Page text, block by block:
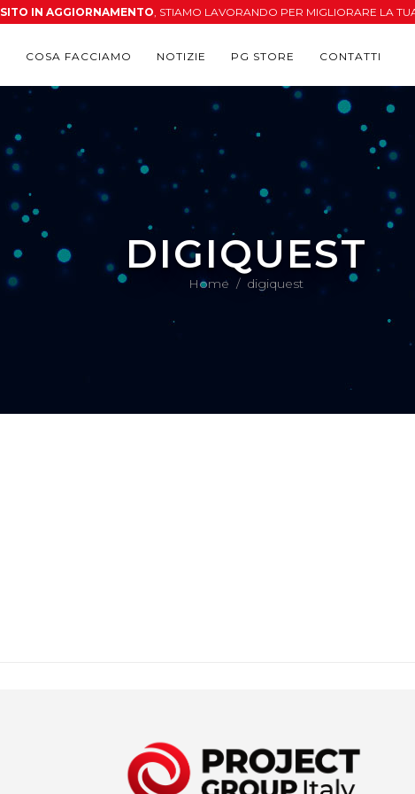
SITO IN AGGIORNAMENTO, STIAMO LAVORANDO PER MIGLIORARE LA
COSA FACCIAMO NOTIZIE PG STORE CONTATTI
DIGIQUEST
Home / digiquest